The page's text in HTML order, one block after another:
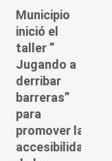
Municipio
inició el
taller ”
Jugando a
derribar
barreras”
para
promover la
accesibilidad